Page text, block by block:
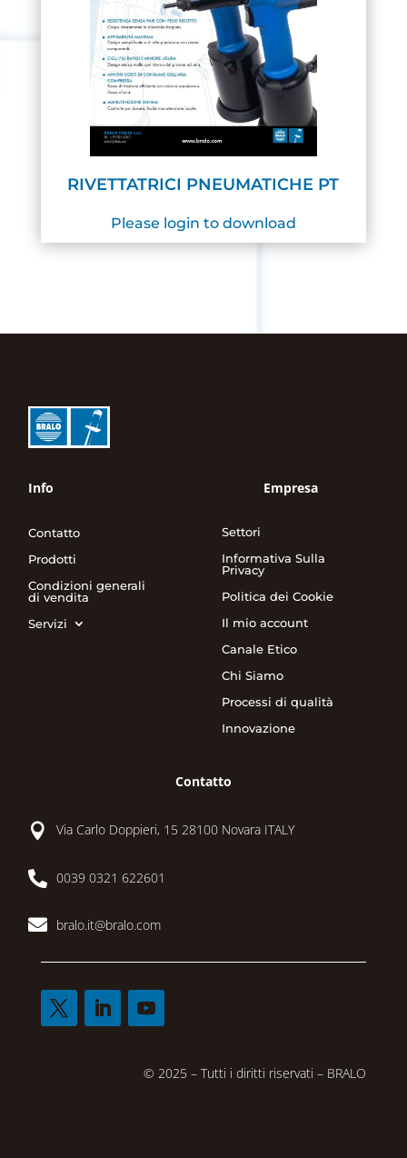
RIVETTATRICI PNEUMATICHE PT
Please login to download
Info
Contatto
Prodotti
Condizioni generali
di vendita
Servizi
Empresa
Settori
Informativa Sulla
Privacy
Politica dei Cookie
Il mio account
Canale Etico
Chi Siamo
Processi di qualità
Innovazione
Contatto
 Via Carlo Doppieri, 15 28100 Novara ITALY
 0039 0321 622601
 bralo.it@bralo.com
© 2025 – Tutti i diritti riservati – BRALO